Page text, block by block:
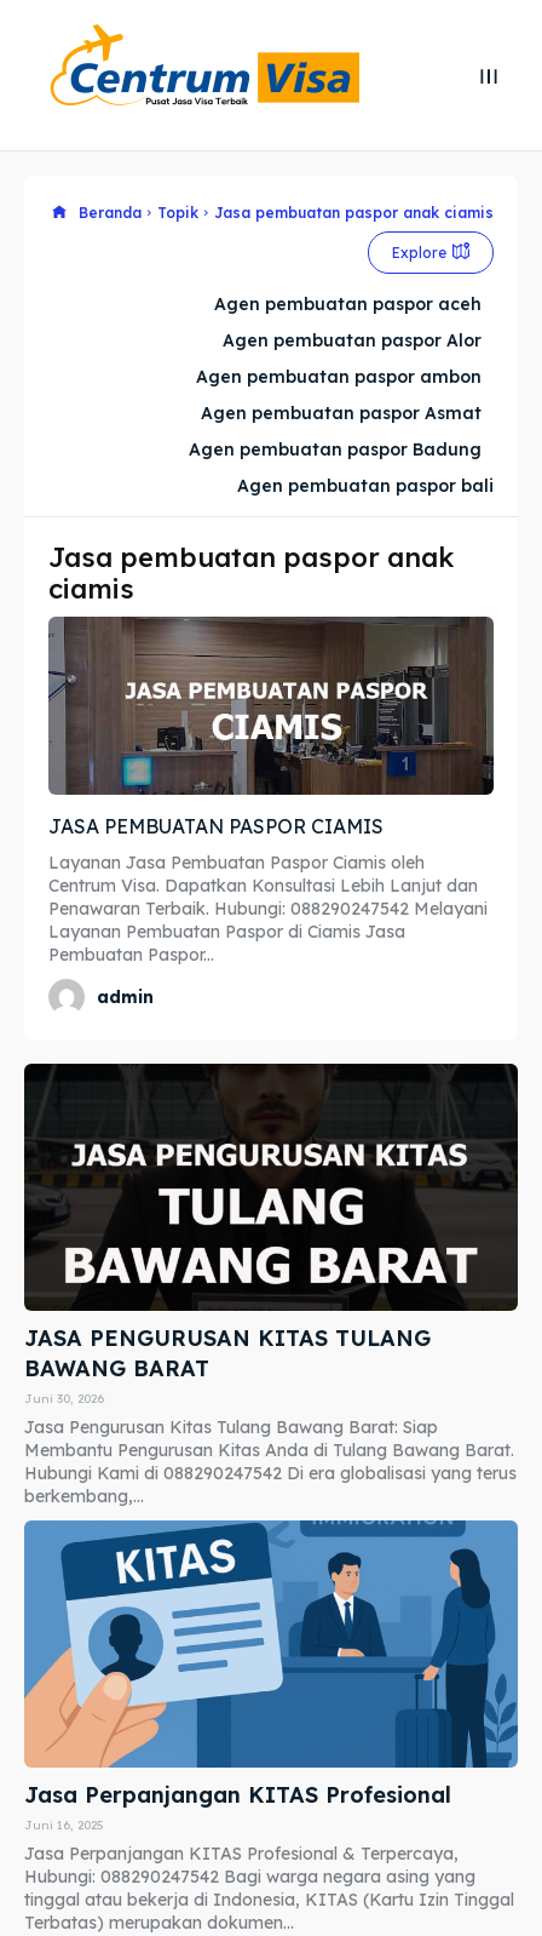
Cari
Cari
Explore our destinations
Imta
Legalisir
Apostille
Penerjemah
Asuransi
Blog
Explore our destinations
Imta
Legalisir
Apostille
Penerjemah
Asuransi
Blog
Beranda Topik Jasa pembuatan paspor anak ciamis
Explore
Agen pembuatan paspor aceh
Agen pembuatan paspor Alor
Agen pembuatan paspor ambon
Agen pembuatan paspor Asmat
Agen pembuatan paspor Badung
Agen pembuatan paspor bali
Jasa pembuatan paspor anak
ciamis
JASA PEMBUATAN PASPOR CIAMIS
Layanan Jasa Pembuatan Paspor Ciamis oleh
Centrum Visa. Dapatkan Konsultasi Lebih Lanjut dan
Penawaran Terbaik. Hubungi: 088290247542 Melayani
Layanan Pembuatan Paspor di Ciamis Jasa
Pembuatan Paspor...
admin
JASA PENGURUSAN KITAS TULANG
BAWANG BARAT
Juni 30, 2026
Jasa Pengurusan Kitas Tulang Bawang Barat: Siap
Membantu Pengurusan Kitas Anda di Tulang Bawang Barat.
Hubungi Kami di 088290247542 Di era globalisasi yang terus
berkembang,...
Jasa Perpanjangan KITAS Profesional
Juni 16, 2025
Jasa Perpanjangan KITAS Profesional & Terpercaya,
Hubungi: 088290247542 Bagi warga negara asing yang
tinggal atau bekerja di Indonesia, KITAS (Kartu Izin Tinggal
Terbatas) merupakan dokumen...